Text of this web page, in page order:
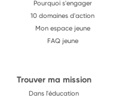
Pourquoi s'engager
10 domaines d'action
Mon espace jeune
FAQ jeune
Trouver ma mission
Dans l'éducation